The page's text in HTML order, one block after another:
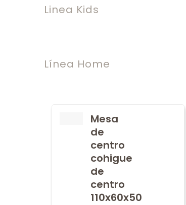
Linea Kids
Línea Home
Mesa
de
centro
cohigue
de
centro
110x60x50